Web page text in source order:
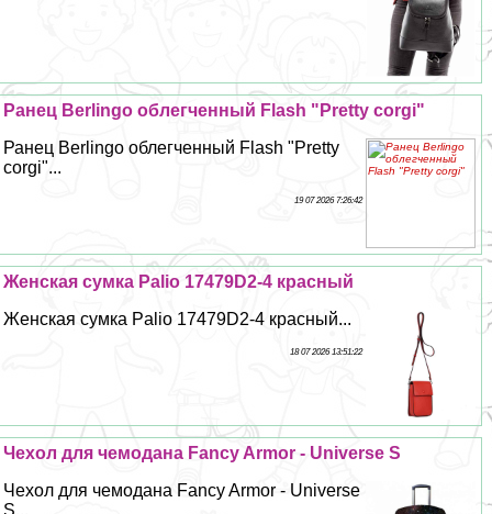
Ранец Berlingo облегченный Flash "Pretty corgi"
Ранец Berlingo облегченный Flash "Pretty
corgi"...
19 07 2026 7:26:42
Женская сумка Palio 17479D2-4 красный
Женская сумка Palio 17479D2-4 красный...
18 07 2026 13:51:22
Чехол для чемодана Fancy Armor - Universe S
Чехол для чемодана Fancy Armor - Universe